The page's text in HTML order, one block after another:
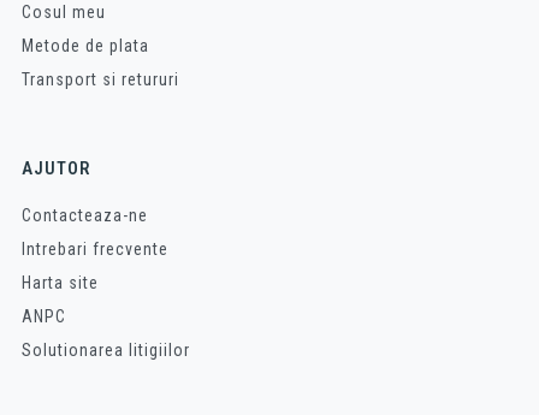
Cosul meu
Metode de plata
Transport si retururi
AJUTOR
Contacteaza-ne
Intrebari frecvente
Harta site
ANPC
Solutionarea litigiilor